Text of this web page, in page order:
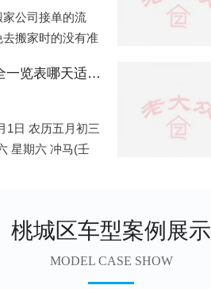
公司接单的流
搬家时的没有准
桃城区2022年6月份搬家的黄道吉日查询大全一览表哪天适合搬家好日子
1日 农历五月初三
星期六 冲马(壬
桃城区车型案例展示
MODEL CASE SHOW